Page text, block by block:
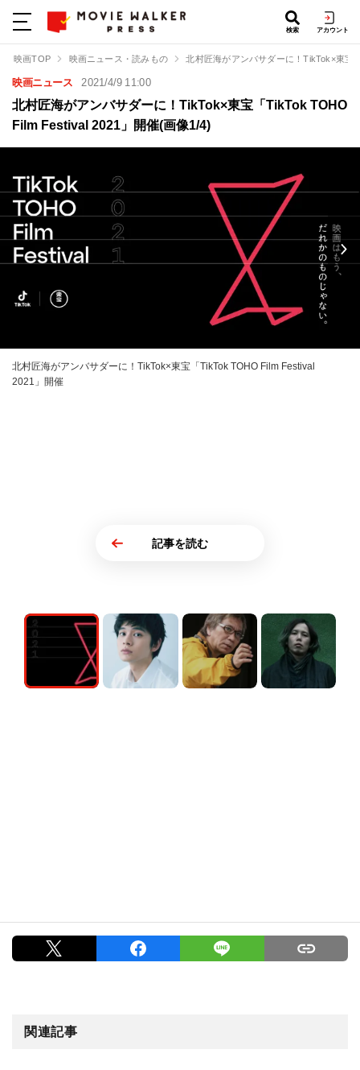
検索 アカウント
映画TOP 映画ニュース・読みもの 北村匠海がアンバサダーに！TikTok×東
映画ニュース 2021/4/9 11:00
北村匠海がアンバサダーに！TikTok×東宝「TikTok TOHO
Film Festival 2021」開催(画像1/4)
北村匠海がアンバサダーに！TikTok×東宝「TikTok TOHO Film Festival
2021」開催
記事を読む
関連記事